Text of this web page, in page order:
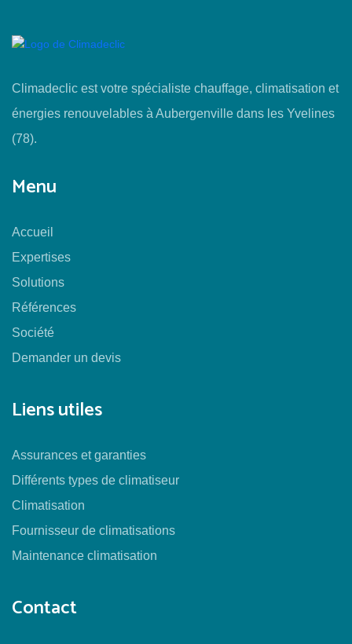
Climadeclic est votre spécialiste chauffage, climatisation et
énergies renouvelables à Aubergenville dans les Yvelines
(78).
Menu
Accueil
Expertises
Solutions
Références
Société
Demander un devis
Liens utiles
Assurances et garanties
Différents types de climatiseur
Climatisation
Fournisseur de climatisations
Maintenance climatisation
Contact